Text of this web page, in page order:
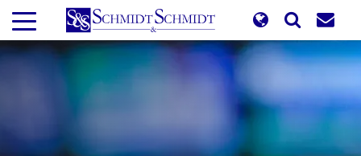
Перейти
основному
содержанию